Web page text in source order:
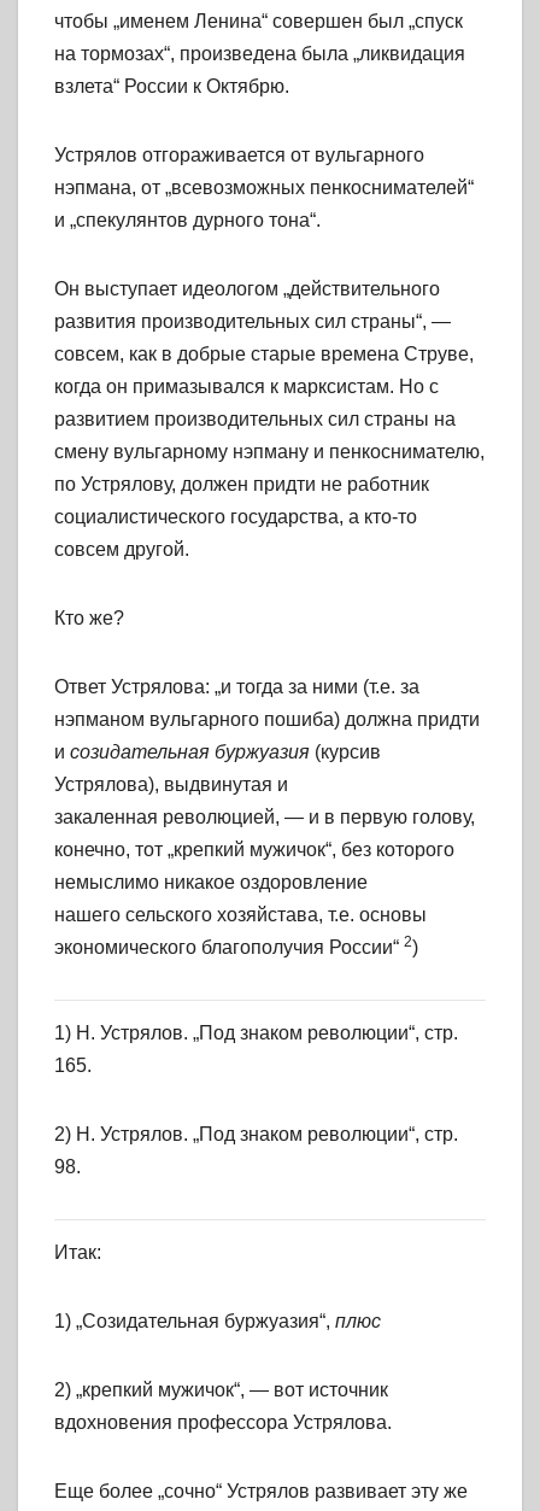
чтобы „именем Ленина“ совершен был „спуск
на тормозах“, произведена была „ликвидация
взлета“ России к Октябрю.
Устрялов отгораживается от вульгарного
нэпмана, от „всевозможных пенкоснимателей“
и „спекулянтов дурного тона“.
Он выступает идеологом „действительного
развития производительных сил страны“, —
совсем, как в добрые старые времена Струве,
когда он примазывался к марксистам. Но с
развитием производительных сил страны на
смену вульгарному нэпману и пенкоснимателю,
по Устрялову, должен придти не работник
социалистического государства, а кто-то
совсем другой.
Кто же?
Ответ Устрялова: „и тогда за ними (т.е. за
нэпманом вульгарного пошиба) должна придти
и созидательная буржуазия (курсив
Устрялова), выдвинутая и
закаленная революцией, — и в первую голову,
конечно, тот „крепкий мужичок“, без которого
немыслимо никакое оздоровление
нашего сельского хозяйстава, т.е. основы
экономического благополучия России“ 2)
1) Н. Устрялов. „Под знаком революции“, стр.
165.
2) Н. Устрялов. „Под знаком революции“, стр.
98.
Итак:
1) „Созидательная буржуазия“, плюс
2) „крепкий мужичок“, — вот источник
вдохновения профессора Устрялова.
Еще более „сочно“ Устрялов развивает эту же